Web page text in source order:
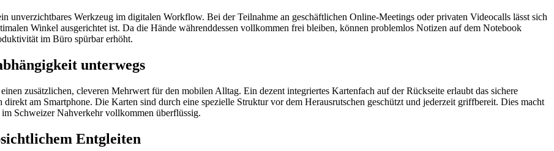
unverzichtbares Werkzeug im digitalen Workflow. Bei der Teilnahme an geschäftlichen Online-Meetings oder privaten Videocalls lässt sich
Winkel ausgerichtet ist. Da die Hände währenddessen vollkommen frei bleiben, können problemlos Notizen auf dem Notebook
im Büro spürbar erhöht.
unterwegs
zusätzlichen, cleveren Mehrwert für den mobilen Alltag. Ein dezent integriertes Kartenfach auf der Rückseite erlaubt das sichere
am Smartphone. Die Karten sind durch eine spezielle Struktur vor dem Herausrutschen geschützt und jederzeit griffbereit. Dies macht
Schweizer Nahverkehr vollkommen überflüssig.
Entgleiten